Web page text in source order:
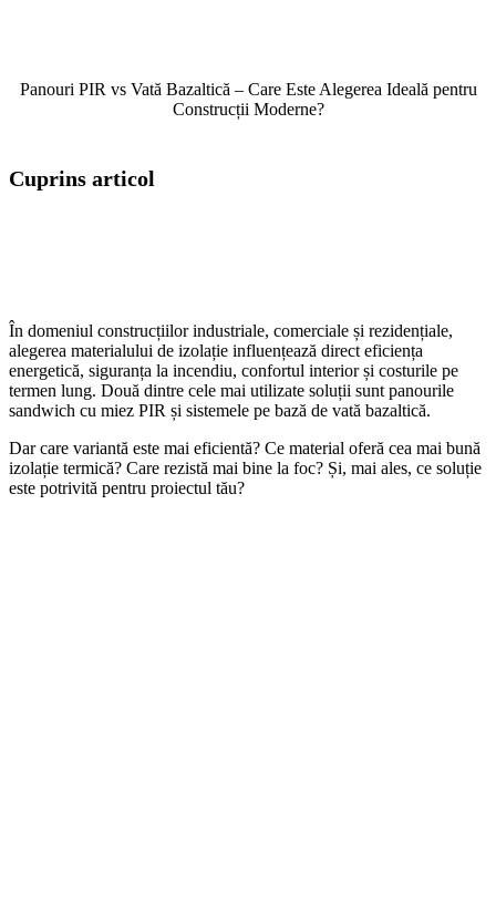
Panouri PIR vs Vată Bazaltică – Care Este Alegerea Ideală pentru
Construcții Moderne?
Cuprins articol
În domeniul construcțiilor industriale, comerciale și rezidențiale,
alegerea materialului de izolație influențează direct eficiența
energetică, siguranța la incendiu, confortul interior și costurile pe
termen lung. Două dintre cele mai utilizate soluții sunt panourile
sandwich cu miez PIR și sistemele pe bază de vată bazaltică.
Dar care variantă este mai eficientă? Ce material oferă cea mai bună
izolație termică? Care rezistă mai bine la foc? Și, mai ales, ce soluție
este potrivită pentru proiectul tău?